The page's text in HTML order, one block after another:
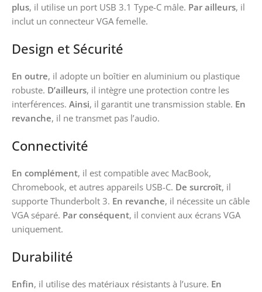
plus, il utilise un port USB 3.1 Type-C mâle. Par ailleurs, il
inclut un connecteur VGA femelle.
Design et Sécurité
En outre, il adopte un boîtier en aluminium ou plastique
robuste. D’ailleurs, il intègre une protection contre les
interférences. Ainsi, il garantit une transmission stable. En
revanche, il ne transmet pas l’audio.
Connectivité
En complément, il est compatible avec MacBook,
Chromebook, et autres appareils USB-C. De surcroît, il
supporte Thunderbolt 3. En revanche, il nécessite un câble
VGA séparé. Par conséquent, il convient aux écrans VGA
uniquement.
Durabilité
Enfin, il utilise des matériaux résistants à l’usure. En